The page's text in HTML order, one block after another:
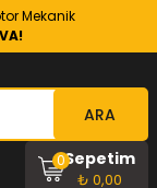
Mekanik
ARA
Sepetim
₺ 0,00
0